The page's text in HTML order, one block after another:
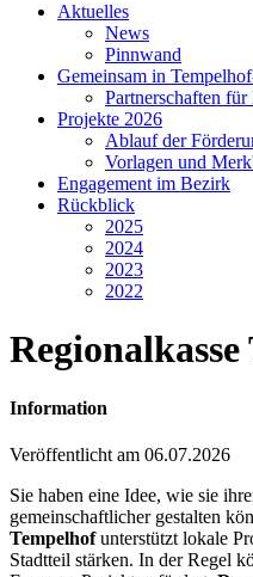
Aktuelles
News
Pinnwand
Gemeinsam in
Partnerschaften
Projekte 2026
Ablauf der
Vorlagen und
Engagement im Bezirk
Rückblick
2025
2024
2023
2022
Information
Veröffentlicht am 06.07.2026
Sie haben eine Idee, wie sie
gemeinschaftlicher gestalten
Tempelhofunterstützt lokale
Stadtteil stärken. In der Regel